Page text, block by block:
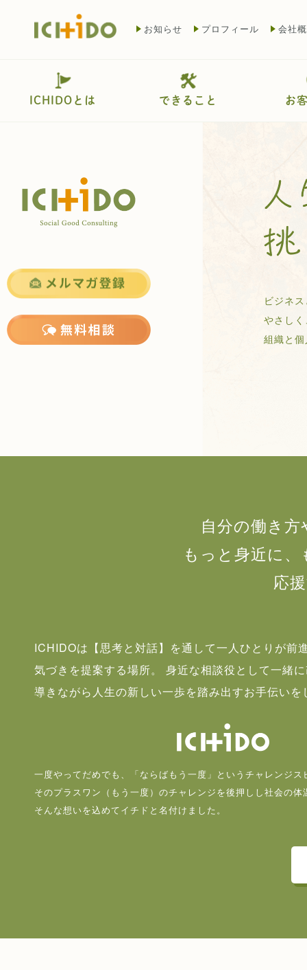
お知らせ プロフィール 会社
ICHIDOとは できること お
ビジネ
やさし
組織と
自分の働き
もっと身近に
応
ICHIDOは【思考と対話】を通して一人ひとりが前
気づきを提案する場所。 身近な相談役として一緒
導きながら人生の新しい一歩を踏み出すお手伝いを
一度やってだめでも、「ならばもう一度」というチャレンジス
そのプラスワン（もう一度）のチャレンジを後押しし社会の
そんな想いを込めてイチドと名付けました。